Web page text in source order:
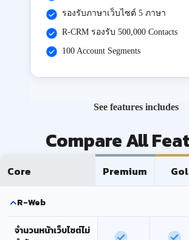
รองรับภาษาเว็บไซต์ 5 ภาษา
R-CRM รองรับ 500,000 Contacts
100 Account Segments
See features includes
Compare All
Core Premium
R-Web
จำนวนหน้าเว็บไซต์ไม่